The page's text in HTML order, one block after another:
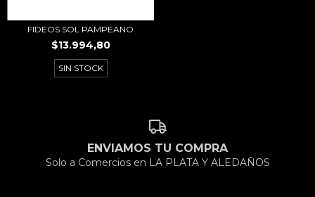
FIDEOS SOL PAMPEANO
$13.994,80
SIN STOCK
ENVIAMOS TU COMPRA
Solo a Comercios en LA PLATA Y ALEDAÑOS